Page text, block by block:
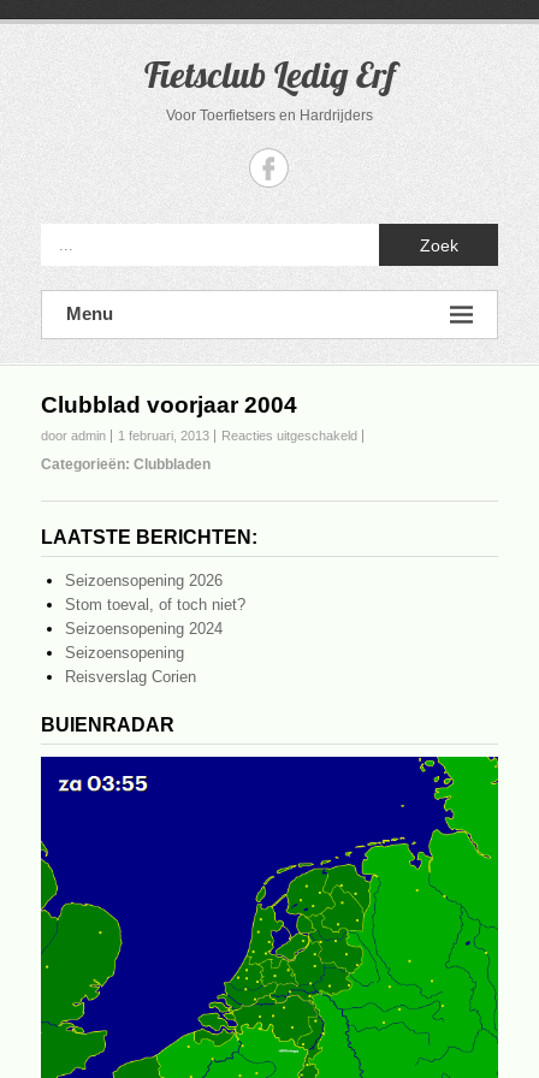
Fietsclub Ledig Erf
Voor Toerfietsers en Hardrijders
Zoek
Menu
Clubblad voorjaar 2004
door admin 1 februari, 2013 Reacties uitgeschakeldvoor
Categorieën: Clubbladen
LAATSTE BERICHTEN:
Seizoensopening 2026
Stom toeval, of toch niet?
Seizoensopening 2024
Seizoensopening
Reisverslag Corien
BUIENRADAR